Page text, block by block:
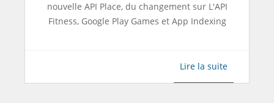
nouvelle API Place, du changement sur L'API
Fitness, Google Play Games et App Indexing
Lire la suite